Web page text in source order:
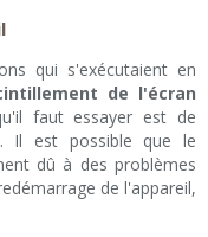
qui s'exécutaient en
de l'écran
faut essayer est de
Il est possible que le
dû à des problèmes
de l'appareil,